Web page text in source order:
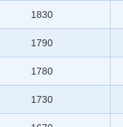
1830
1790
1780
1730